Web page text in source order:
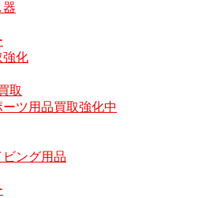
器
化
取
ツ用品買取強化中
ング用品